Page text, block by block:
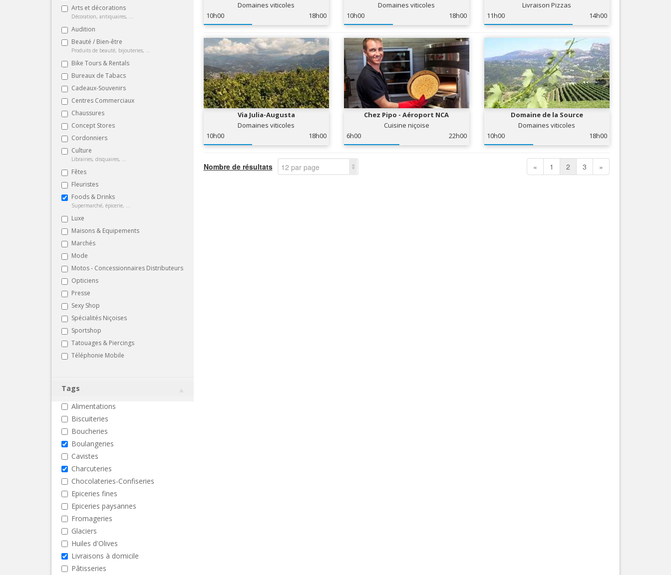
Arts et décorations
Décoration, antiquaires, ...
Audition
Beauté / Bien-être
Produits de beauté, bijouteries, ...
Bike Tours & Rentals
Bureaux de Tabacs
Cadeaux-Souvenirs
Centres Commerciaux
Chaussures
Concept Stores
Cordonniers
Culture
Librairies, disquaires, ...
Fêtes
Fleuristes
Foods & Drinks
Supermarché, épicerie, ...
Luxe
Maisons & Equipements
Marchés
Mode
Motos - Concessionnaires Distributeurs
Opticiens
Presse
Sexy Shop
Spécialités Niçoises
Sportshop
Tatouages & Piercings
Téléphonie Mobile
Tags
Alimentations
Biscuiteries
Boucheries
Boulangeries
Cavistes
Charcuteries
Chocolateries-Confiseries
Epiceries fines
Epiceries paysannes
Fromageries
Glaciers
Huiles d'Olives
Livraisons à domicile
Pâtisseries
Domaines viticoles
10h00
18h00
Domaines viticoles
10h00
18h00
Livraison Pizzas
11h00
14h00
Via Julia-Augusta
Domaines viticoles
10h00
18h00
Chez Pipo - Aéroport NCA
Cuisine niçoise
6h00
22h00
Domaine de la Source
Domaines viticoles
10h00
18h00
Nombre de résultats 12 par page « 1 2 3 »